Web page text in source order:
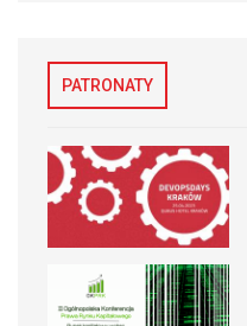
PATRONATY